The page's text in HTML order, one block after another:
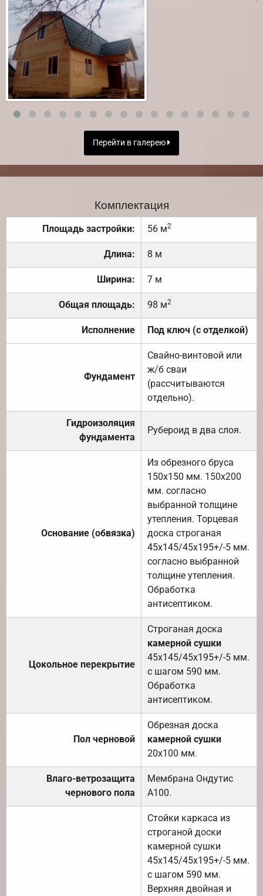
Перейти в галерею
Комплектация
Площадь застройки: 56 м2
Длина: 8 м
Ширина: 7 м
Общая площадь: 98 м2
Исполнение Под ключ (с отделкой)
Фундамент
Свайно-винтовой или
ж/б сваи
(рассчитываются
отдельно).
Гидроизоляция
фундамента
Рубероид в два слоя.
Основание (обвязка)
Из обрезного бруса
150х150 мм. 150х200
мм. согласно
выбранной толщине
утепления. Торцевая
доска строганая
45х145/45х195+/-5 мм.
согласно выбранной
толщине утепления.
Обработка
антисептиком.
Цокольное перекрытие
Строганая доска
камерной сушки
45х145/45х195+/-5 мм.
с шагом 590 мм.
Обработка
антисептиком.
Пол черновой
Обрезная доска
камерной сушки
20х100 мм.
Влаго-ветрозащита
чернового пола
Мембрана Ондутис
А100.
Стойки каркаса из
строганой доски
камерной сушки
45х145/45х195+/-5 мм.
с шагом 590 мм.
Верхняя двойная и